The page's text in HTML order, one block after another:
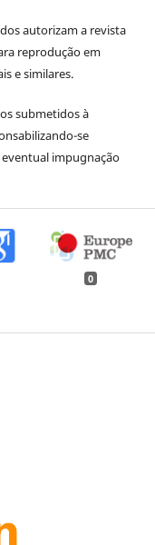
autorizam a revista
reprodução em
e similares.
submetidos à
se
impugnação
0